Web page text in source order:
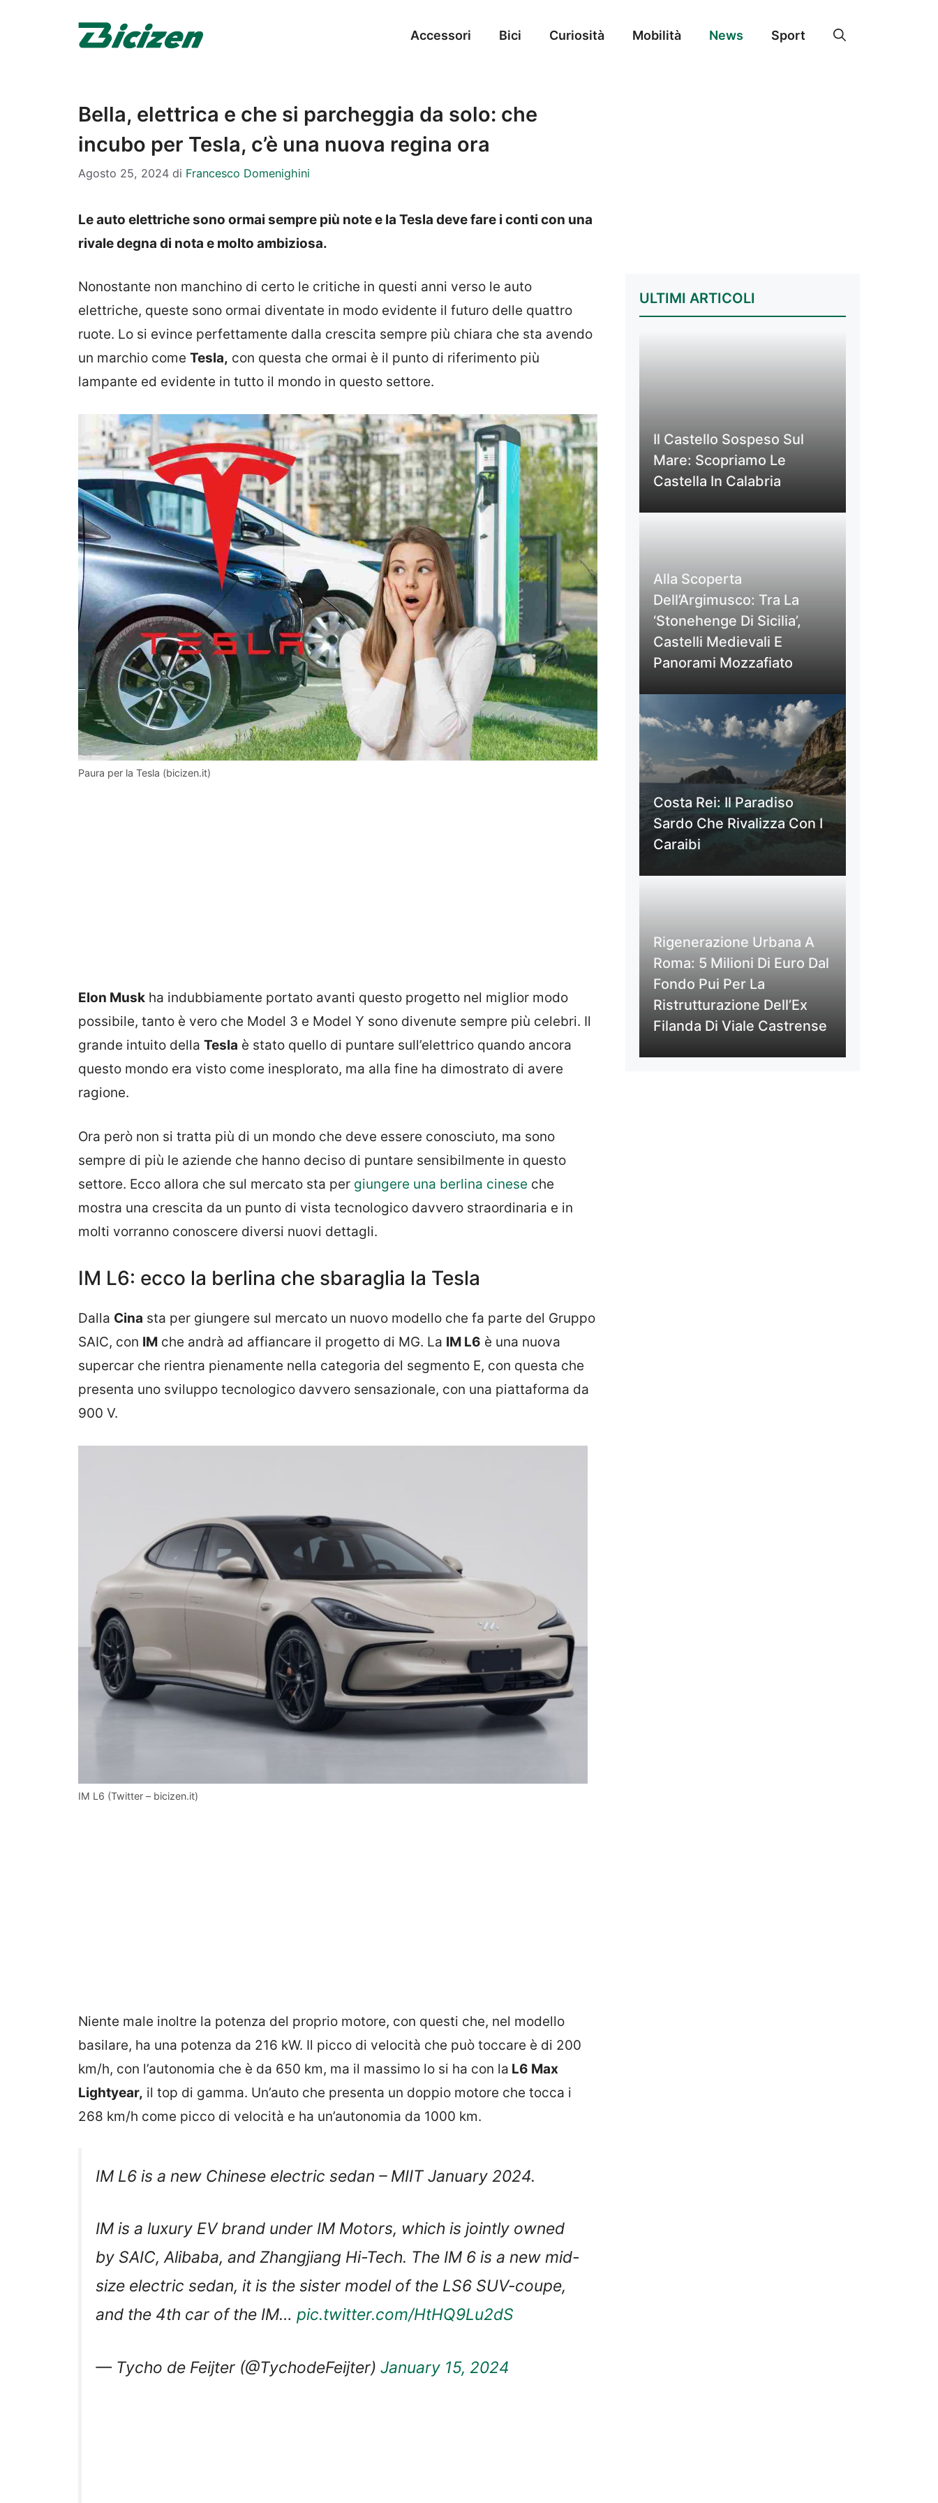
Accessori Bici Curiosità Mobilità News Sport
Bella, elettrica e che si parcheggia da solo: che
incubo per Tesla, c’è una nuova regina ora
Agosto 25, 2024 di Francesco Domenighini
Le auto elettriche sono ormai sempre più note e la Tesla deve fare i conti con una
rivale degna di nota e molto ambiziosa.
Nonostante non manchino di certo le critiche in questi anni verso le auto
elettriche, queste sono ormai diventate in modo evidente il futuro delle quattro
ruote. Lo si evince perfettamente dalla crescita sempre più chiara che sta avendo
un marchio come Tesla, con questa che ormai è il punto di riferimento più
lampante ed evidente in tutto il mondo in questo settore.
Paura per la Tesla (bicizen.it)
Elon Musk ha indubbiamente portato avanti questo progetto nel miglior modo
possibile, tanto è vero che Model 3 e Model Y sono divenute sempre più celebri. Il
grande intuito della Tesla è stato quello di puntare sull’elettrico quando ancora
questo mondo era visto come inesplorato, ma alla fine ha dimostrato di avere
ragione.
Ora però non si tratta più di un mondo che deve essere conosciuto, ma sono
sempre di più le aziende che hanno deciso di puntare sensibilmente in questo
settore. Ecco allora che sul mercato sta per giungere una berlina cinese che
mostra una crescita da un punto di vista tecnologico davvero straordinaria e in
molti vorranno conoscere diversi nuovi dettagli.
IM L6: ecco la berlina che sbaraglia la Tesla
Dalla Cina sta per giungere sul mercato un nuovo modello che fa parte del Gruppo
SAIC, con IM che andrà ad affiancare il progetto di MG. La IM L6 è una nuova
supercar che rientra pienamente nella categoria del segmento E, con questa che
presenta uno sviluppo tecnologico davvero sensazionale, con una piattaforma da
900 V.
IM L6 (Twitter – bicizen.it)
Niente male inoltre la potenza del proprio motore, con questi che, nel modello
basilare, ha una potenza da 216 kW. Il picco di velocità che può toccare è di 200
km/h, con l’autonomia che è da 650 km, ma il massimo lo si ha con la L6 Max
Lightyear, il top di gamma. Un’auto che presenta un doppio motore che tocca i
268 km/h come picco di velocità e ha un’autonomia da 1000 km.
IM L6 is a new Chinese electric sedan – MIIT January 2024.
IM is a luxury EV brand under IM Motors, which is jointly owned
by SAIC, Alibaba, and Zhangjiang Hi-Tech. The IM 6 is a new mid-
size electric sedan, it is the sister model of the LS6 SUV-coupe,
and the 4th car of the IM… pic.twitter.com/HtHQ9Lu2dS
— Tycho de Feijter (@TychodeFeijter) January 15, 2024
ULTIMI ARTICOLI
Il Castello Sospeso Sul
Mare: Scopriamo Le
Castella In Calabria
Alla Scoperta
Dell’Argimusco: Tra La
‘Stonehenge Di Sicilia’,
Castelli Medievali E
Panorami Mozzafiato
Costa Rei: Il Paradiso
Sardo Che Rivalizza Con I
Caraibi
Rigenerazione Urbana A
Roma: 5 Milioni Di Euro Dal
Fondo Pui Per La
Ristrutturazione Dell’Ex
Filanda Di Viale Castrense